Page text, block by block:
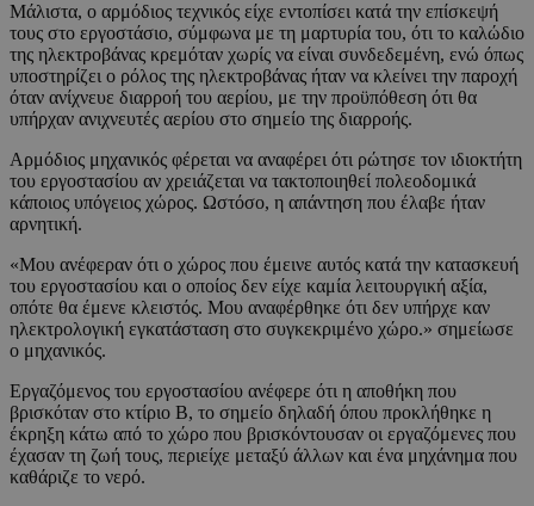
Μάλιστα, ο αρμόδιος τεχνικός είχε εντοπίσει κατά την επίσκεψή
τους στο εργοστάσιο, σύμφωνα με τη μαρτυρία του, ότι το καλώδιο
της ηλεκτροβάνας κρεμόταν χωρίς να είναι συνδεδεμένη, ενώ όπως
υποστηρίζει ο ρόλος της ηλεκτροβάνας ήταν να κλείνει την παροχή
όταν ανίχνευε διαρροή του αερίου, με την προϋπόθεση ότι θα
υπήρχαν ανιχνευτές αερίου στο σημείο της διαρροής.
Αρμόδιος μηχανικός φέρεται να αναφέρει ότι ρώτησε τον ιδιοκτήτη
του εργοστασίου αν χρειάζεται να τακτοποιηθεί πολεοδομικά
κάποιος υπόγειος χώρος. Ωστόσο, η απάντηση που έλαβε ήταν
αρνητική.
«Μου ανέφεραν ότι ο χώρος που έμεινε αυτός κατά την κατασκευή
του εργοστασίου και ο οποίος δεν είχε καμία λειτουργική αξία,
οπότε θα έμενε κλειστός. Μου αναφέρθηκε ότι δεν υπήρχε καν
ηλεκτρολογική εγκατάσταση στο συγκεκριμένο χώρο.» σημείωσε
ο μηχανικός.
Εργαζόμενος του εργοστασίου ανέφερε ότι η αποθήκη που
βρισκόταν στο κτίριο Β, το σημείο δηλαδή όπου προκλήθηκε η
έκρηξη κάτω από το χώρο που βρισκόντουσαν οι εργαζόμενες που
έχασαν τη ζωή τους, περιείχε μεταξύ άλλων και ένα μηχάνημα που
καθάριζε το νερό.